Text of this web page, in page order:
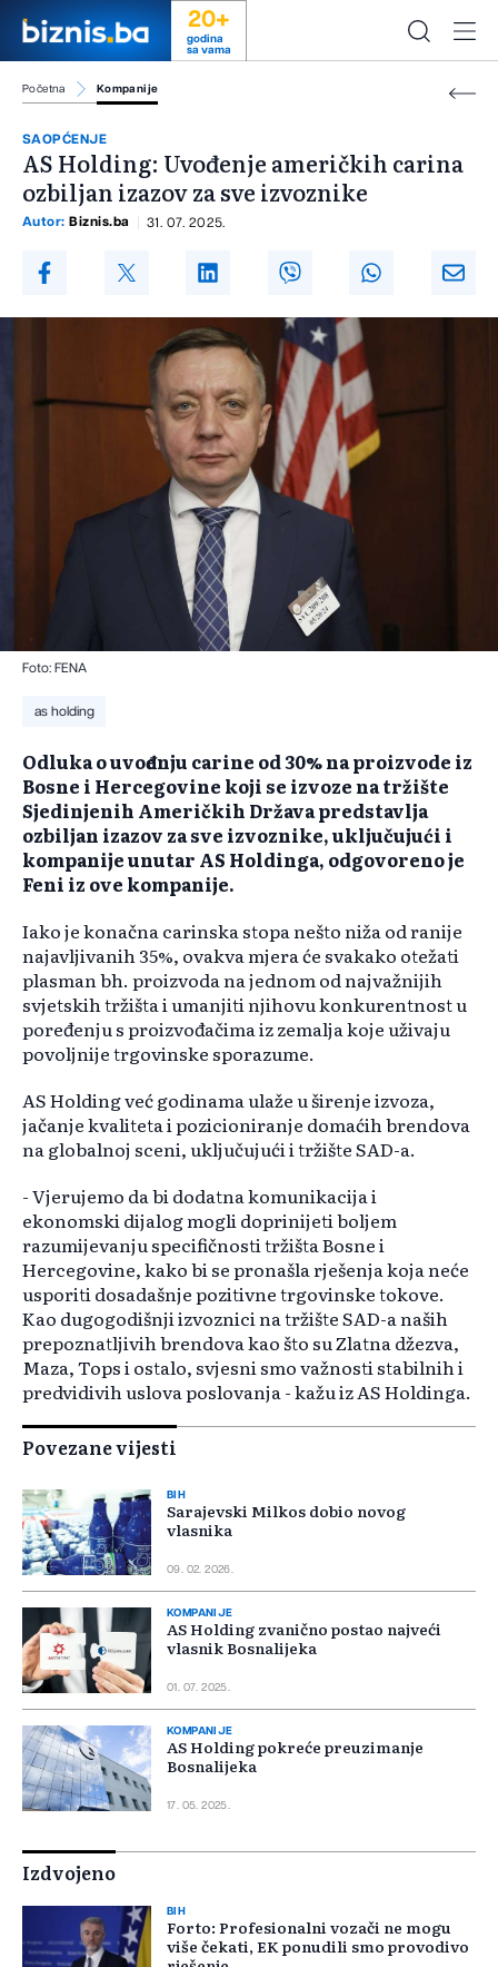
20+
godina
sa vama
Početna Kompanije
SAOPĆENJE
AS Holding: Uvođenje američkih carina
ozbiljan izazov za sve izvoznike
Autor: Biznis.ba 31. 07. 2025.
Foto: FENA
as holding
Odluka o uvođenju carine od 30% na proizvode iz
Bosne i Hercegovine koji se izvoze na tržište
Sjedinjenih Američkih Država predstavlja
ozbiljan izazov za sve izvoznike, uključujući i
kompanije unutar AS Holdinga, odgovoreno je
Feni iz ove kompanije.
Iako je konačna carinska stopa nešto niža od ranije
najavljivanih 35%, ovakva mjera će svakako otežati
plasman bh. proizvoda na jednom od najvažnijih
svjetskih tržišta i umanjiti njihovu konkurentnost u
poređenju s proizvođačima iz zemalja koje uživaju
povoljnije trgovinske sporazume.
AS Holding već godinama ulaže u širenje izvoza,
jačanje kvaliteta i pozicioniranje domaćih brendova
na globalnoj sceni, uključujući i tržište SAD-a.
- Vjerujemo da bi dodatna komunikacija i
ekonomski dijalog mogli doprinijeti boljem
razumijevanju specifičnosti tržišta Bosne i
Hercegovine, kako bi se pronašla rješenja koja neće
usporiti dosadašnje pozitivne trgovinske tokove.
Kao dugogodišnji izvoznici na tržište SAD-a naših
prepoznatljivih brendova kao što su Zlatna džezva,
Maza, Tops i ostalo, svjesni smo važnosti stabilnih i
predvidivih uslova poslovanja - kažu iz AS Holdinga.
Povezane vijesti
BIH
Sarajevski Milkos dobio novog
vlasnika
09. 02. 2026.
KOMPANIJE
AS Holding zvanično postao najveći
vlasnik Bosnalijeka
01. 07. 2025.
KOMPANIJE
AS Holding pokreće preuzimanje
Bosnalijeka
17. 05. 2025.
Izdvojeno
BIH
Forto: Profesionalni vozači ne mogu
više čekati, EK ponudili smo provodivo